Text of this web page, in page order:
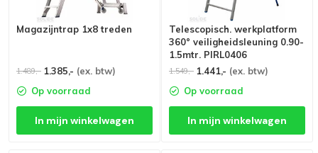
Magazijntrap 1x8 treden
1.489,- 1.385,- (ex. btw)
Op voorraad
In mijn winkelwagen
Telescopisch. werkplatform
360° veiligheidsleuning 0.90-
1.5mtr. PIRL0406
1.549,- 1.441,- (ex. btw)
Op voorraad
In mijn winkelwagen